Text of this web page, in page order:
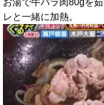
お湯で牛バラ肉80gを
レと一緒に加熱。